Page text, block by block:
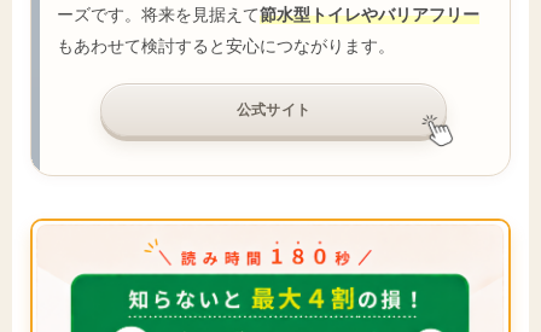
ーズです。将来を見据えて節水型トイレやバリアフリー
もあわせて検討すると安心につながります。
公式サイト